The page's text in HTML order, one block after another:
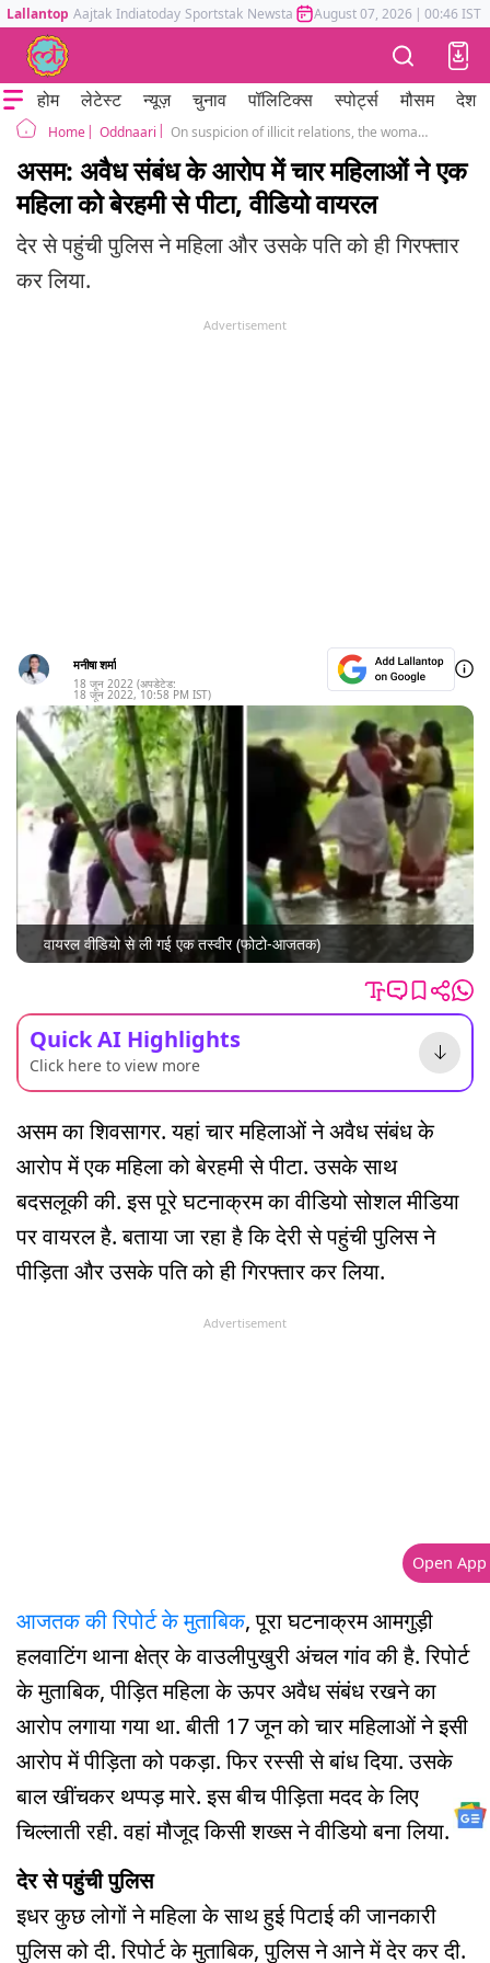
Lallantop Aajtak Indiatoday Sportstak Newstak Mumbai Tak Astrotak
August 07, 2026 | 00:46 IST
होम लेटेस्ट न्यूज़ चुनाव पॉलिटिक्स स्पोर्ट्स मौसम देश
Home Oddnaari On suspicion of illicit relations, the woman was hit by the hair, her clothes were also torn Assam
असम: अवैध संबंध के आरोप में चार महिलाओं ने एक
महिला को बेरहमी से पीटा, वीडियो वायरल
देर से पहुंची पुलिस ने महिला और उसके पति को ही गिरफ्तार
कर लिया.
Advertisement
मनीषा शर्मा
18 जून 2022 (अपडेटेड:
18 जून 2022, 10:58 PM IST)
वायरल वीडियो से ली गई एक तस्वीर (फोटो-आजतक)
Quick AI Highlights
Click here to view more
असम का शिवसागर. यहां चार महिलाओं ने अवैध संबंध के
आरोप में एक महिला को बेरहमी से पीटा. उसके साथ
बदसलूकी की. इस पूरे घटनाक्रम का वीडियो सोशल मीडिया
पर वायरल है. बताया जा रहा है कि देरी से पहुंची पुलिस ने
पीड़िता और उसके पति को ही गिरफ्तार कर लिया.
Advertisement
आजतक की रिपोर्ट के मुताबिक, पूरा घटनाक्रम आमगुड़ी
हलवाटिंग थाना क्षेत्र के वाउलीपुखुरी अंचल गांव की है. रिपोर्ट
के मुताबिक, पीड़ित महिला के ऊपर अवैध संबंध रखने का
आरोप लगाया गया था. बीती 17 जून को चार महिलाओं ने इसी
आरोप में पीड़िता को पकड़ा. फिर रस्सी से बांध दिया. उसके
बाल खींचकर थप्पड़ मारे. इस बीच पीड़िता मदद के लिए
चिल्लाती रही. वहां मौजूद किसी शख्स ने वीडियो बना लिया.
देर से पहुंची पुलिस
इधर कुछ लोगों ने महिला के साथ हुई पिटाई की जानकारी
पुलिस को दी. रिपोर्ट के मुताबिक, पुलिस ने आने में देर कर दी.
Open App